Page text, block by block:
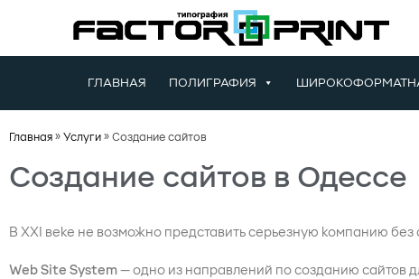
ГЛАВНАЯ ПОЛИГРАФИЯ
Главная » Услуги » Создание сайтов
Создание сайтов в Одессе
В XXI веке не возможно представить серьезную компанию
Web Site System— одно из направлений по созданию сайтов